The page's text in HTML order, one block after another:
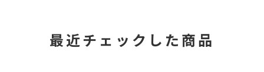
最近チェックした商品